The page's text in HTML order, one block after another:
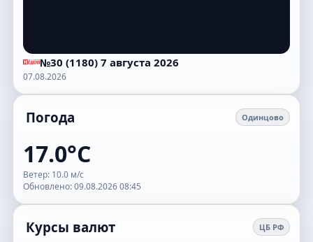
№30 (1180) 7 августа 2026
07.08.2026
Погода Одинцово
17.0°C
Ветер: 10.0 м/с
Обновлено: 09.08.2026 08:45
Курсы валют ЦБ РФ